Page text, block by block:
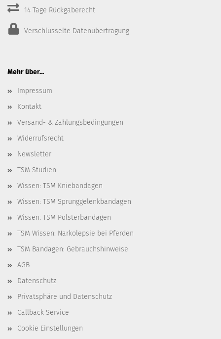
14 Tage Rückgaberecht
Verschlüsselte Datenübertragung
Mehr über...
Impressum
Kontakt
Versand- & Zahlungsbedingungen
Widerrufsrecht
Newsletter
TSM Studien
Wissen: TSM Kniebandagen
Wissen: TSM Sprunggelenkbandagen
Wissen: TSM Polsterbandagen
TSM Wissen: Narkolepsie bei Pferden
TSM Bandagen: Gebrauchshinweise
AGB
Datenschutz
Privatsphäre und Datenschutz
Callback Service
Cookie Einstellungen